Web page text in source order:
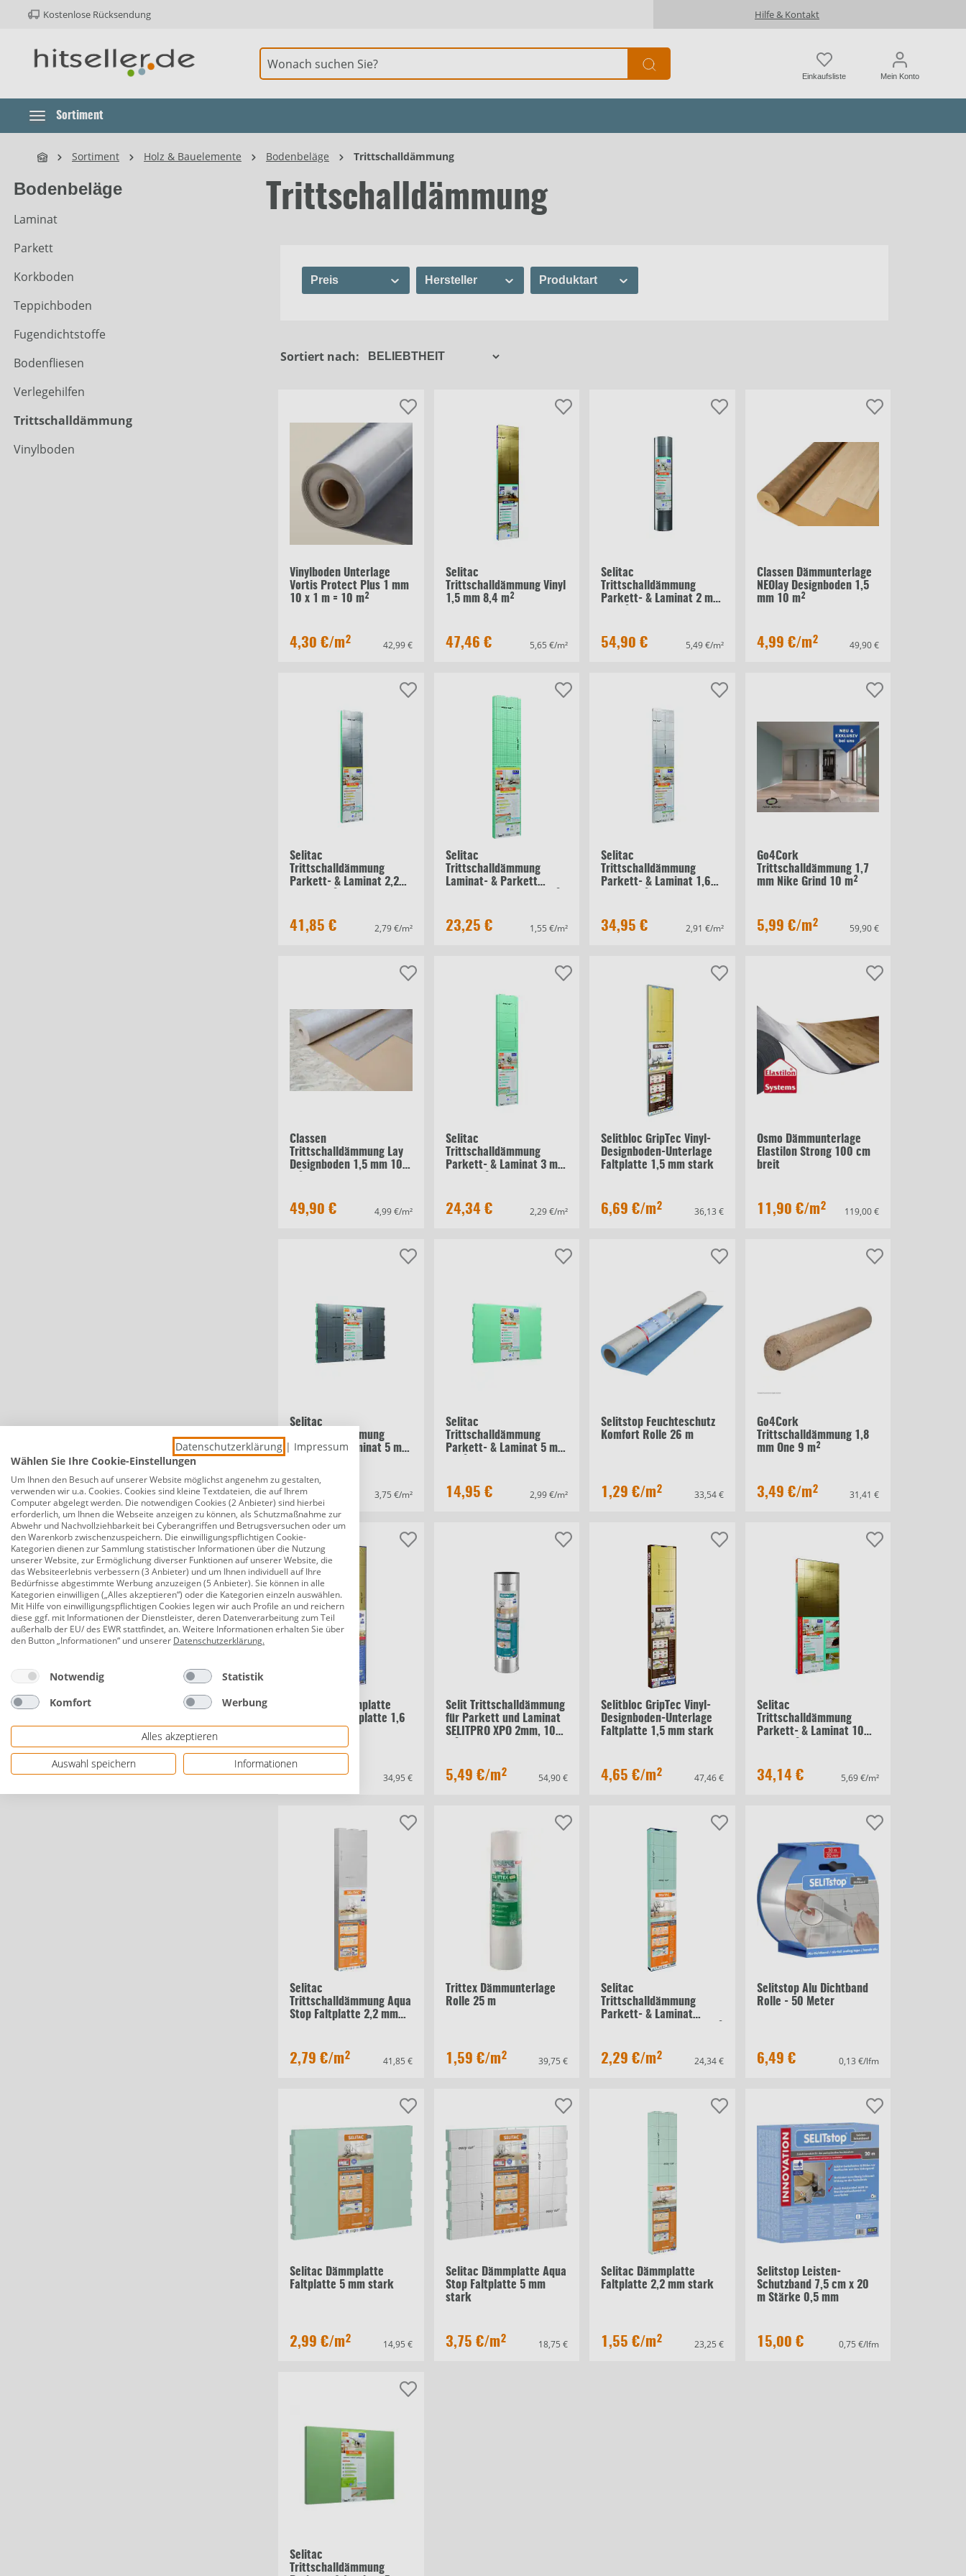
Hauptnavigation springen
Kostenlose Rücksendung Hilfe & Kontakt
Einkaufsliste Mein Konto
Sortiment
Sortiment Holz & Bauelemente Bodenbeläge Trittschalldämmung
Bodenbeläge
Laminat
Parkett
Korkboden
Teppichboden
Fugendichtstoffe
Bodenfliesen
Verlegehilfen
Trittschalldämmung
Vinylboden
Trittschalldämmung
Preis Hersteller Produktart
Sortiert nach:
Vinylboden Unterlage
Vortis Protect Plus 1 mm
10 x 1 m = 10 m²
4,30 €/m² 42,99 €
Selitac
Trittschalldämmung Vinyl
1,5 mm 8,4 m²
47,46 € 5,65 €/m²
Selitac
Trittschalldämmung
Parkett- & Laminat 2 mm
54,90 € 5,49 €/m²
Classen Dämmunterlage
NEOlay Designboden 1,5
mm 10 m²
4,99 €/m² 49,90 €
Selitac
Trittschalldämmung
Parkett- & Laminat 2,2
41,85 € 2,79 €/m²
Selitac
Trittschalldämmung
Laminat- & Parkett
23,25 € 1,55 €/m²
Selitac
Trittschalldämmung
Parkett- & Laminat 1,6
34,95 € 2,91 €/m²
Go4Cork
Trittschalldämmung 1,7
mm Nike Grind 10 m²
5,99 €/m² 59,90 €
Classen
Trittschalldämmung Lay
Designboden 1,5 mm 10
49,90 € 4,99 €/m²
Selitac
Trittschalldämmung
Parkett- & Laminat 3 mm
24,34 € 2,29 €/m²
Selitbloc GripTec Vinyl-
Designboden-Unterlage
Faltplatte 1,5 mm stark
6,69 €/m² 36,13 €
Osmo Dämmunterlage
Elastilon Strong 100 cm
breit
11,90 €/m² 119,00 €
Selitac
Trittschalldämmung
Parkett- & Laminat 5 mm
18,75 € 3,75 €/m²
Selitac
Trittschalldämmung
Parkett- & Laminat 5 mm
14,95 € 2,99 €/m²
Selitstop Feuchteschutz
Komfort Rolle 26 m
1,29 €/m² 33,54 €
Go4Cork
Trittschalldämmung 1,8
mm One 9 m²
3,49 €/m² 31,41 €
SelitFlex Dämmplatte
Aqua Stop Faltplatte 1,6
1,94 €/m² 34,95 €
Selit Trittschalldämmung
für Parkett und Laminat
SELITPRO XPO 2mm, 10
5,49 €/m² 54,90 €
Selitbloc GripTec Vinyl-
Designboden-Unterlage
Faltplatte 1,5 mm stark
4,65 €/m² 47,46 €
Selitac
Trittschalldämmung
Parkett- & Laminat 10
34,14 € 5,69 €/m²
Selitac
Trittschalldämmung Aqua
Stop Faltplatte 2,2 mm
2,79 €/m² 41,85 €
Trittex Dämmunterlage
Rolle 25 m
1,59 €/m² 39,75 €
Selitac
Trittschalldämmung
Parkett- & Laminat
2,29 €/m² 24,34 €
Selitstop Alu Dichtband
Rolle - 50 Meter
6,49 € 0,13 €/lfm
Selitac Dämmplatte
Faltplatte 5 mm stark
2,99 €/m² 14,95 €
Selitac Dämmplatte Aqua
Stop Faltplatte 5 mm
stark
3,75 €/m² 18,75 €
Selitac Dämmplatte
Faltplatte 2,2 mm stark
1,55 €/m² 23,25 €
Selitstop Leisten-
Schutzband 7,5 cm x 20
m Stärke 0,5 mm
15,00 € 0,75 €/lfm
Selitac
Trittschalldämmung
Datenschutzerklärung | Impressum
Wählen Sie Ihre Cookie-Einstellungen
Um Ihnen den Besuch auf unserer Website möglichst angenehm zu gestalten,
verwenden wir u.a. Cookies. Cookies sind kleine Textdateien, die auf Ihrem
Computer abgelegt werden. Die notwendigen Cookies (2 Anbieter) sind hierbei
erforderlich, um Ihnen die Webseite anzeigen zu können, als Schutzmaßnahme zur
Abwehr und Nachvollziehbarkeit bei Cyberangriffen und Betrugsversuchen oder um
den Warenkorb zwischenzuspeichern. Die einwilligungspflichtigen Cookie-
Kategorien dienen zur Sammlung statistischer Informationen über die Nutzung
unserer Website, zur Ermöglichung diverser Funktionen auf unserer Website, die
das Websiteerlebnis verbessern (3 Anbieter) und um Ihnen individuell auf Ihre
Bedürfnisse abgestimmte Werbung anzuzeigen (5 Anbieter). Sie können in alle
Kategorien einwilligen („Alles akzeptieren“) oder die Kategorien einzeln auswählen.
Mit Hilfe von einwilligungspflichtigen Cookies legen wir auch Profile an und reichern
diese ggf. mit Informationen der Dienstleister, deren Datenverarbeitung zum Teil
außerhalb der EU/ des EWR stattfindet, an. Weitere Informationen erhalten Sie über
den Button „Informationen“ und unserer Datenschutzerklärung.
Notwendig
Statistik
Komfort
Werbung
Alles akzeptieren
Auswahl speichern
Informationen